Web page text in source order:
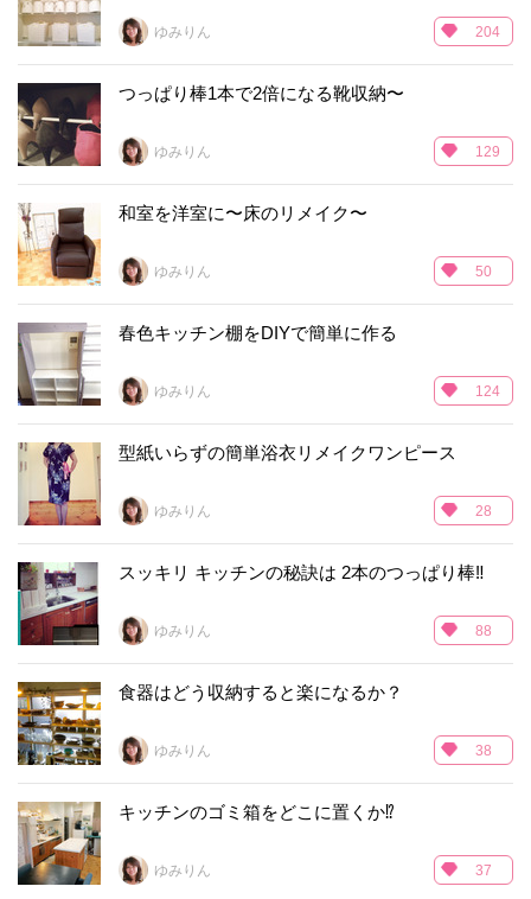
ゆみりん 204
つっぱり棒1本で2倍になる靴収納〜
ゆみりん 129
和室を洋室に〜床のリメイク〜
ゆみりん 50
春色キッチン棚をDIYで簡単に作る
ゆみりん 124
型紙いらずの簡単浴衣リメイクワンピース
ゆみりん 28
スッキリ キッチンの秘訣は 2本のつっぱり棒‼︎
ゆみりん 88
食器はどう収納すると楽になるか？
ゆみりん 38
キッチンのゴミ箱をどこに置くか⁉︎
ゆみりん 37